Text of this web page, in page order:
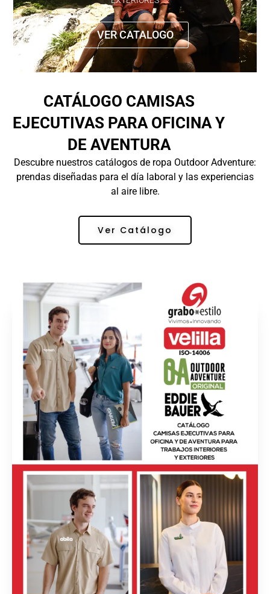
VER CATALOGO
CATÁLOGO CAMISAS
EJECUTIVAS PARA OFICINA Y
DE AVENTURA
Descubre nuestros catálogos de ropa Outdoor Adventure:
prendas diseñadas para el día laboral y las experiencias
al aire libre.
Ver Catálogo